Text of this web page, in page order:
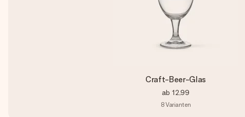
Craft-Beer-Glas
ab 12,99
8Varianten